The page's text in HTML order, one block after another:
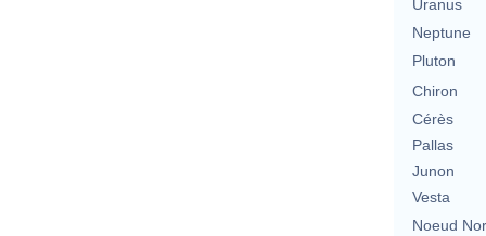
Uranus
Neptune
Pluton
Chiron
Cérès
Pallas
Junon
Vesta
Noeud